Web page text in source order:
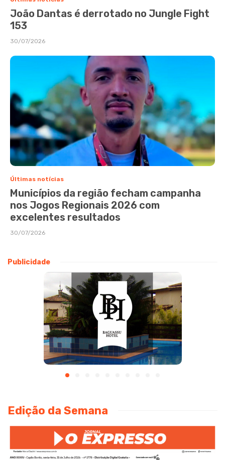
João Dantas é derrotado no Jungle Fight
153
30/07/2026
Últimas notícias
Municípios da região fecham campanha
nos Jogos Regionais 2026 com
excelentes resultados
30/07/2026
Publicidade
Edição da Semana